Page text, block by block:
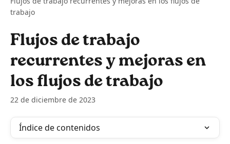
trabajo
Flujos de trabajo
recurrentes y mejoras en
los flujos de trabajo
22 de diciembre de 2023
Índice de contenidos